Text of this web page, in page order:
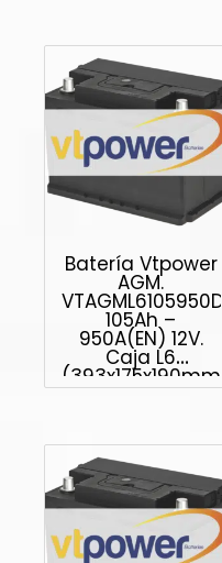
Batería Vtpower
AGM.
VTAGML6105950D.
105Ah –
950A(EN) 12V.
Caja L6
(393x175x190mm)